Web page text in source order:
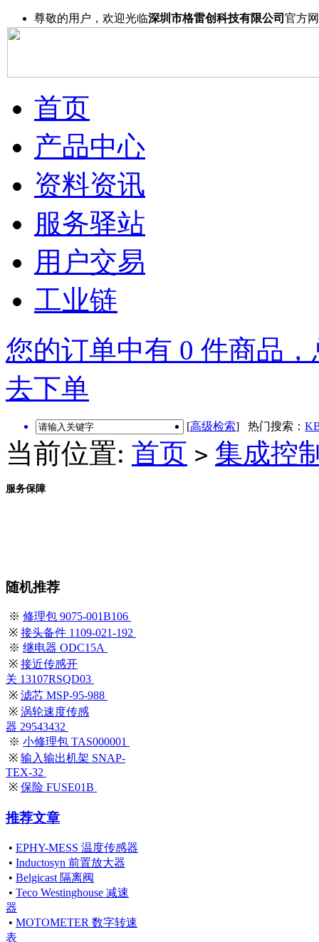
尊敬的用户，欢迎光临深圳市格雷创科技有限公司 官方
首页
产品中心
资料资讯
服务驿站
用户交易
工业链
您的订单中有 0 件商品
去下单
[高级检索] 热门搜索：
当前位置: 首页 > 集成控
服务保障
随机推荐
※ 修理包 9075-001B106
※ 接头备件 1109-021-192
※ 继电器 ODC15A
※ 接近传感开
关 13107RSQD03
※ 滤芯 MSP-95-988
※ 涡轮速度传感
器 29543432
※ 小修理包 TAS000001
※ 输入输出机架 SNAP-
TEX-32
※ 保险 FUSE01B
推荐文章
• EPHY-MESS 温度传感器
• Inductosyn 前置放大器
• Belgicast 隔离阀
• Teco Westinghouse 减速
器
• MOTOMETER 数字转速
表